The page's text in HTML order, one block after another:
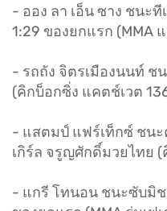
- ออง ลา เอ็น ซาง ชนะ
1:29 ของยกแรก (MMA
- รถถัง จิตรเมืองนนท์ ช
(คิกบ็อกซิ่ง แคตช์เวต
- แสตมป์ แฟร์เท็กซ์ ชน
เกิร์ล จรูญศักดิ์มวยไทย
- แกรี โทนอน ชนะซับมิ